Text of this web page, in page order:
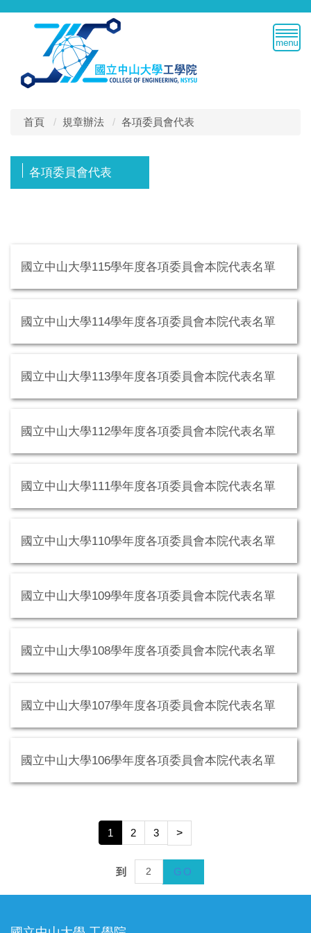
跳
首頁
規章辦法 各項委員會代表
各項委員會代表
國立中山大學115學年度各項委員會本院代表名單
國立中山大學114學年度各項委員會本院代表名單
國立中山大學113學年度各項委員會本院代表名單
國立中山大學112學年度各項委員會本院代表名單
國立中山大學111學年度各項委員會本院代表名單
國立中山大學110學年度各項委員會本院代表名單
國立中山大學109學年度各項委員會本院代表名單
國立中山大學108學年度各項委員會本院代表名單
國立中山大學107學年度各項委員會本院代表名單
國立中山大學106學年度各項委員會本院代表名單
1 2 3 >
到 GO